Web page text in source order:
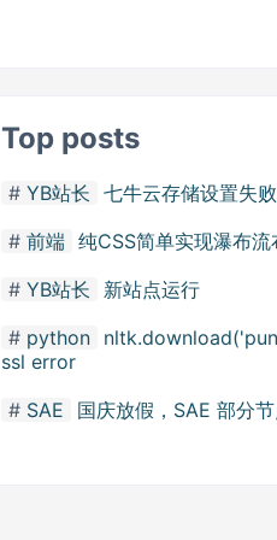
Top posts
YB站长 七牛云存储设置失败
前端 纯CSS简单实现瀑布流
YB站长
新站点运行
python
ssl error
SAE
国庆放假，SAE 部分